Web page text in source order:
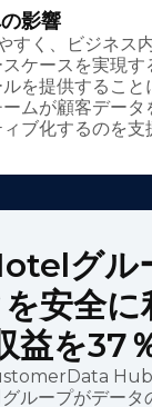
影響
すく、ビジネス
ケースを実現す
を提供すること
ムが顧客データ
ブ化するのを支
グル
安全に
益を37
Hub
ループがデータ